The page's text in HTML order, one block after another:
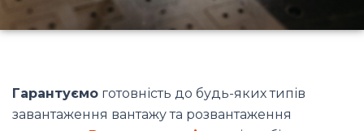
Гарантуємо готовність до будь-яких типів
завантаження вантажу та розвантаження